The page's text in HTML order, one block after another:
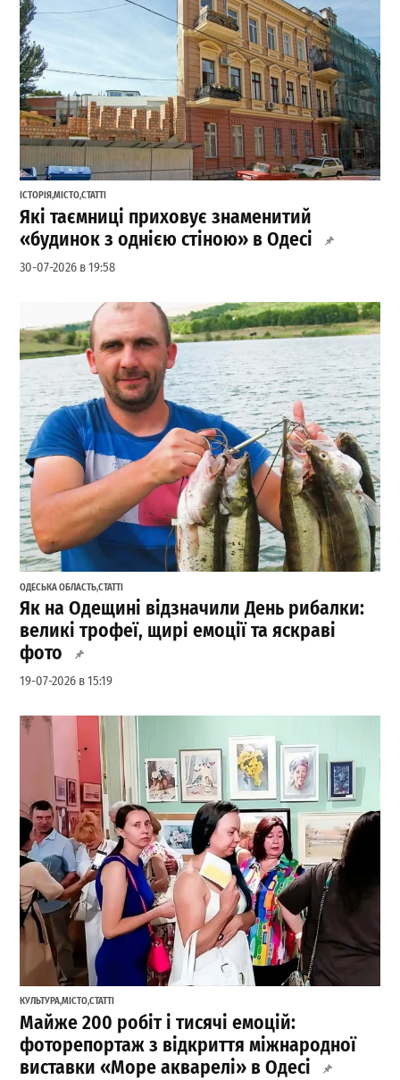
ІСТОРІЯ,МІСТО,СТАТТІ
Які таємниці приховує знаменитий
«будинок з однією стіною» в Одесі
30-07-2026 в 19:58
ОДЕСЬКА ОБЛАСТЬ,СТАТТІ
Як на Одещині відзначили День рибалки:
великі трофеї, щирі емоції та яскраві
фото
19-07-2026 в 15:19
КУЛЬТУРА,МІСТО,СТАТТІ
Майже 200 робіт і тисячі емоцій:
фоторепортаж з відкриття міжнародної
виставки «Море акварелі» в Одесі